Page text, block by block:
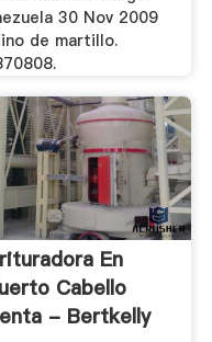
30 Nov 2009
de martillo.
En
Cabello
- Bertkelly